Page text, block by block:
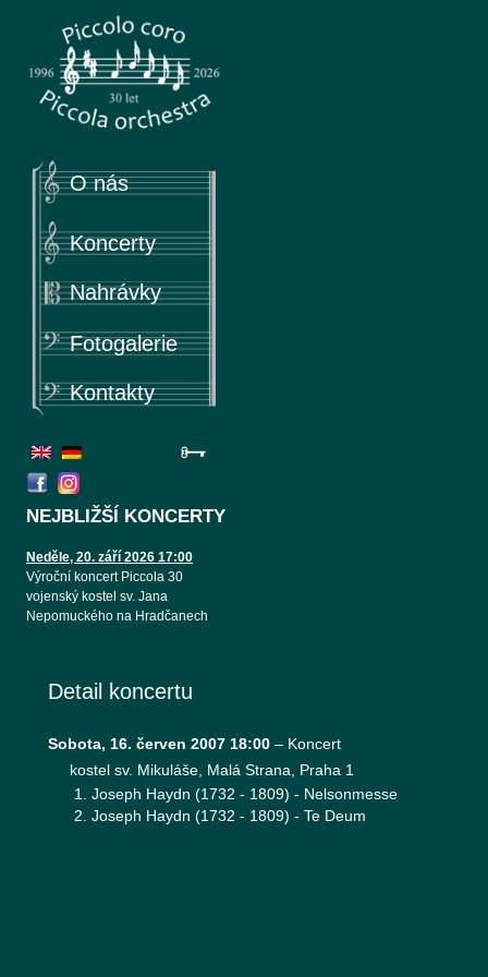
Piccola
Piccolo coro & Piccola orchestra
O nás
Koncerty
Nahrávky
Fotogalerie
Kontakty
NEJBLIŽŠÍ KONCERTY
Neděle, 20. září 2026 17:00
Výroční koncert Piccola 30
vojenský kostel sv. Jana
Nepomuckého na Hradčanech
Detail koncertu
Sobota, 16. červen 2007 18:00 – Koncert
kostel sv. Mikuláše, Malá Strana, Praha 1
Joseph Haydn (1732 - 1809) - Nelsonmesse
Joseph Haydn (1732 - 1809) - Te Deum